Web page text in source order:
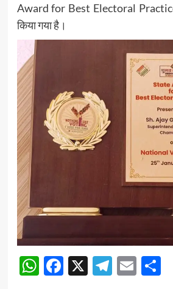
Award for Best Electoral
किया गया है।
WhatsApp
Facebook
X Email